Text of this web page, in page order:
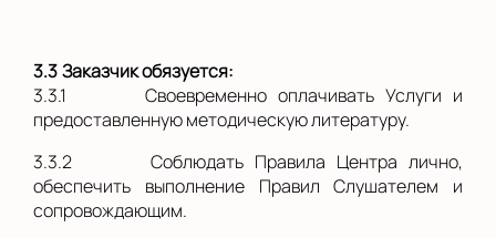
3.3Заказчик обязуется:
3.3.1
Своевременно оплачивать Услуги и
предоставленную методическую литературу.
3.3.2
Соблюдать Правила Центра лично,
обеспечить выполнение Правил Слушателем и
сопровождающим.